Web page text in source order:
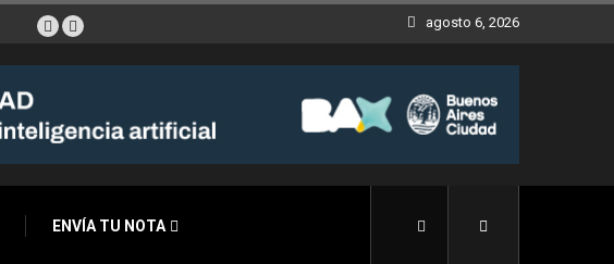
agosto 6, 2026
ENVÍA TU NOTA